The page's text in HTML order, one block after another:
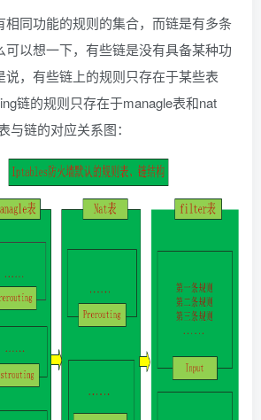
相同功能的规则的集合，而链是有多条
可以想一下，有些链是没有具备某种功
说，有些链上的规则只存在于某些表
链的规则只存在于managle表和nat
与链的对应关系图：